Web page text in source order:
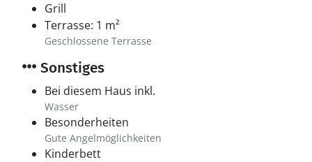
Grill
Terrasse: 1 m²
Geschlossene Terrasse
Sonstiges
Bei diesem Haus inkl.
Wasser
Besonderheiten
Gute Angelmöglichkeiten
Kinderbett